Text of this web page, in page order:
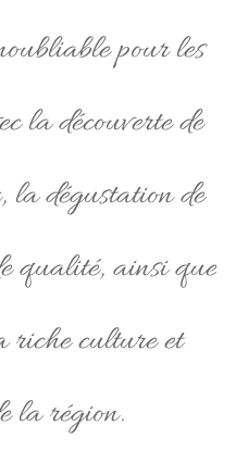
pour les
la découverte de
dégustation de
qualité, ainsi que
riche culture et
la région.